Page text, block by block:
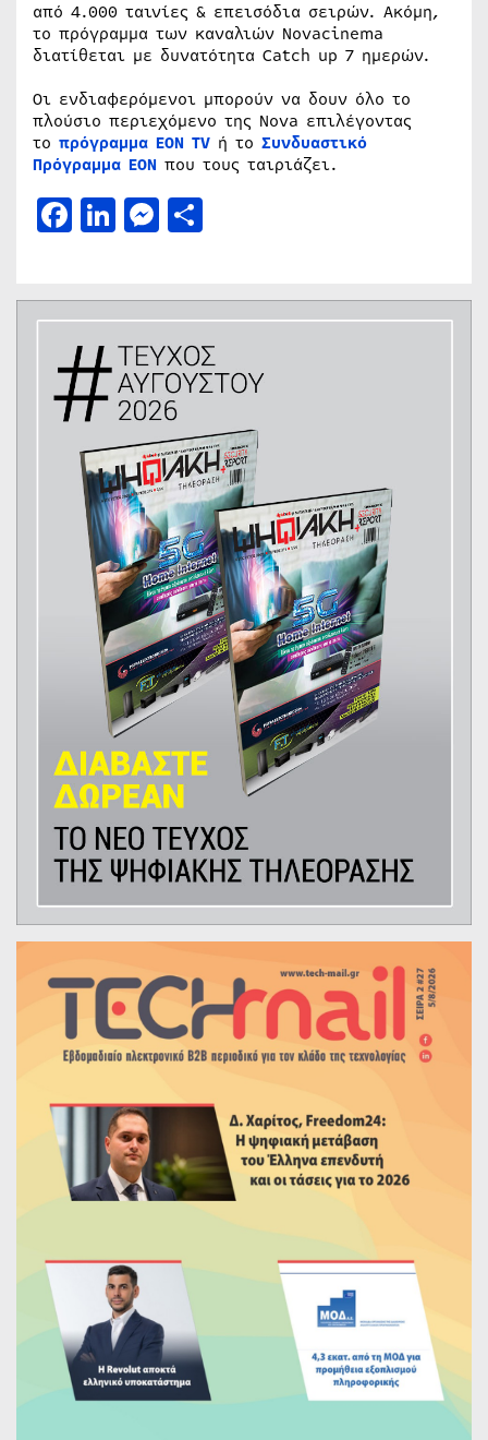
από 4.000 ταινίες & επεισόδια σειρών. Ακόμη,
το πρόγραμμα των καναλιών Novacinema
διατίθεται με δυνατότητα Catch up 7 ημερών.
Οι ενδιαφερόμενοι μπορούν να δουν όλο το
πλούσιο περιεχόμενο της Nova επιλέγοντας
το πρόγραμμα ΕΟΝ ΤV ή το Συνδυαστικό
Πρόγραμμα ΕΟΝ που τους ταιριάζει.
Facebook
LinkedIn
Messenger